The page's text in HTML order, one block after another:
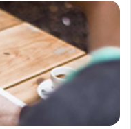
تأثیر
بر
روی